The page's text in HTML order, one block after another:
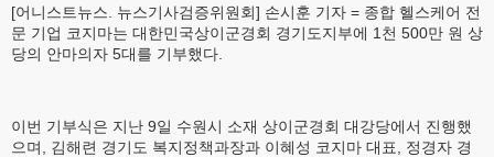
[어니스트뉴스. 뉴스기사검증위원회] 손시훈 기자 = 종합 헬스케어 전
문 기업 코지마는 대한민국상이군경회 경기도지부에 1천 500만 원 상
당의 안마의자 5대를 기부했다.
이번 기부식은 지난 9일 수원시 소재 상이군경회 대강당에서 진행했
으며, 김해련 경기도 복지정책과장과 이혜성 코지마 대표, 정경자 경